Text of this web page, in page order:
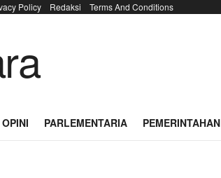
Policy Redaksi Terms And Conditions
OPINI PARLEMENTARIA PEMERINTAHAN